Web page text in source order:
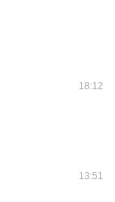
18:12
13:51